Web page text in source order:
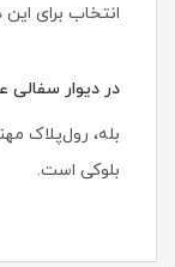
انتخاب برای
در دیوار سفالی
بله، رول‌پلاک
بلوکی است.